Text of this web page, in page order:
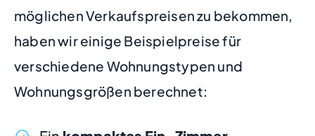
möglichen Verkaufspreisen zu bekommen,
haben wir einige Beispielpreise für
verschiedene Wohnungstypen und
Wohnungsgrößen berechnet: